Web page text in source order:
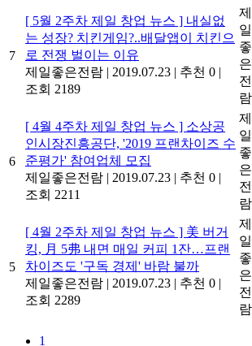
7
[ 5월 2주차 제일 창업 뉴스 ] 내실없
는 성장? 치킨게임?..배달앱이 치킨으
로 전쟁 벌이는 이유
제일좋은전람 | 2019.07.23 | 추천 0 |
조회 2189
제
일
좋
은
전
람
6
[ 4월 4주차 제일 창업 뉴스 ] 소상공
인시장진흥공단, '2019 프랜차이즈 수
준평가' 참여업체 모집
제일좋은전람 | 2019.07.23 | 추천 0 |
조회 2211
제
일
좋
은
전
람
5
[ 4월 2주차 제일 창업 뉴스 ] 美 버거
킹, 月 5弗 내면 매일 커피 1잔…프랜
차이즈도 '구독 경제' 바람 불까
제일좋은전람 | 2019.07.23 | 추천 0 |
조회 2289
제
일
좋
은
전
람
1